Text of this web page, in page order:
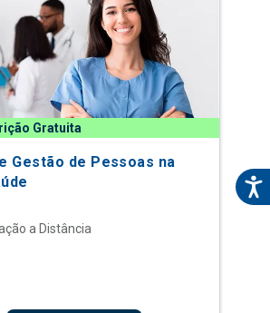
Gratuita
Gestão de Pessoas na
a Distância